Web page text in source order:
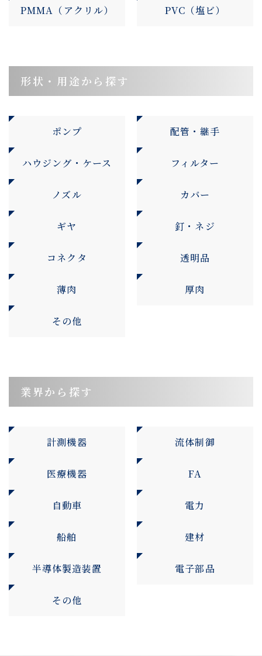
PMMA（アクリル） PVC（塩ビ）
形状・用途から探す
ポンプ 配管・継手
ハウジング・ケース フィルター
ノズル カバー
ギヤ 釘・ネジ
コネクタ 透明品
薄肉 厚肉
その他
業界から探す
計測機器 流体制御
医療機器 FA
自動車 電力
船舶 建材
半導体製造装置 電子部品
その他